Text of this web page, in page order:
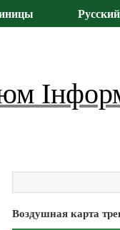
Русский
Воздушная карта